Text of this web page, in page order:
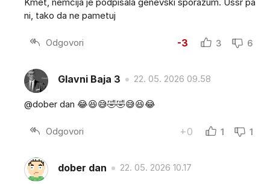
ni, tako da ne pametuj
Odgovori -3 3 6
Glavni Baja 3 22. 05. 2026 09.58
@dober dan 😂😆😅🤣🤣😅😆😂
Odgovori +0 1 1
dober dan 22. 05. 2026 10.17